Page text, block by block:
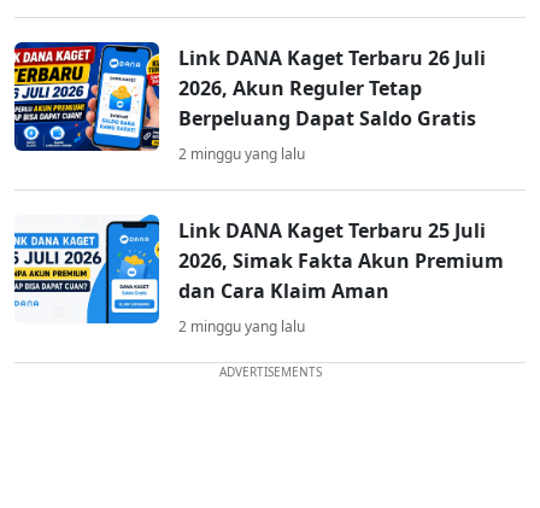
Link DANA Kaget Terbaru 26 Juli
2026, Akun Reguler Tetap
Berpeluang Dapat Saldo Gratis
2 minggu yang lalu
Link DANA Kaget Terbaru 25 Juli
2026, Simak Fakta Akun Premium
dan Cara Klaim Aman
2 minggu yang lalu
ADVERTISEMENTS